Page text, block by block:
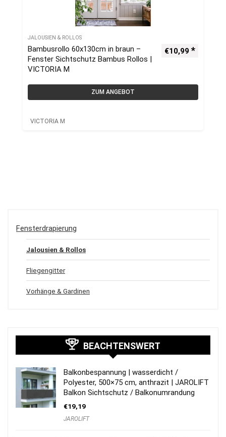
JALOUSIEN & ROLLOS
Bambusrollo 60x130cm in braun –
Fenster Sichtschutz Bambus Rollos |
VICTORIA M
€10,99
ZUM ANGEBOT
VICTORIA M
Fensterdrapierung
Jalousien & Rollos
Fliegengitter
Vorhänge & Gardinen
BEACHTENSWERT
Balkonbespannung | wasserdicht /
Polyester, 500×75 cm, anthrazit | JAROLIFT
Balkon Sichtschutz / Balkonumrandung
€19,19
JAROLIFT